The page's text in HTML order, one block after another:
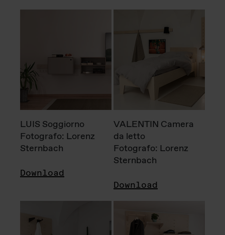
LUIS Soggiorno
Fotografo: Lorenz
Sternbach
Download
VALENTIN Camera
da letto
Fotografo: Lorenz
Sternbach
Download